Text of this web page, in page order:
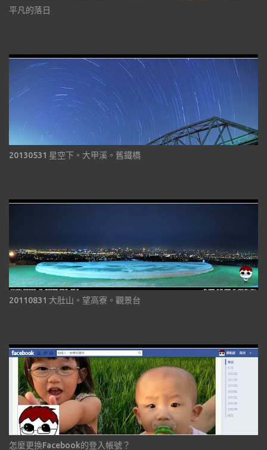
平凡的落日
20130531 星空下。大甲溪。舊鐵橋
20110831 大肚山。望高寮。觀景台
怎麼更換Facebook的登入帳號？